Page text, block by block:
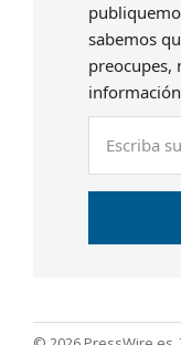
sabemos
preocupes,